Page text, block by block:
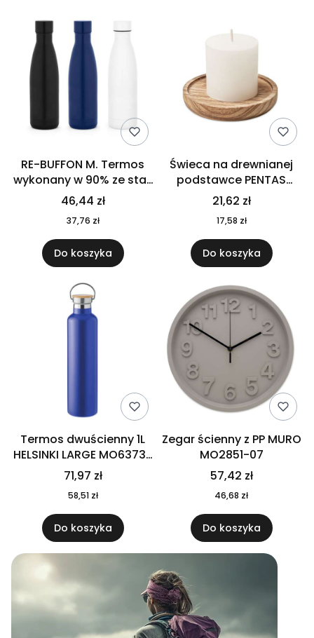
RE-BUFFON M. Termos
wykonany w 90% ze stali
nierdzewnej
pochodzącej z
recyklingu 520 ml 94294
46,44 zł
37,76 zł
Do koszyka
Świeca na drewnianej
podstawce PENTAS
MO6282-40
21,62 zł
17,58 zł
Do koszyka
Termos dwuścienny 1L
HELSINKI LARGE MO6373-
04
71,97 zł
58,51 zł
Do koszyka
Zegar ścienny z PP MURO
MO2851-07
57,42 zł
46,68 zł
Do koszyka